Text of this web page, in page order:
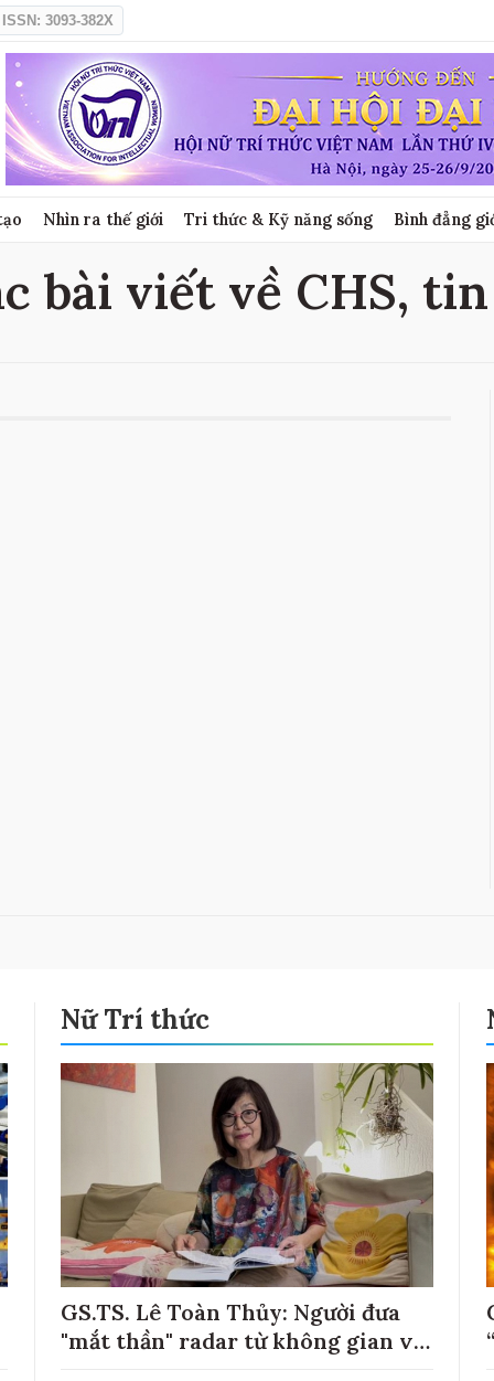
ISSN: 3093-382X
Nhìn ra thế giới Tri thức & Kỹ năng sống Bình đẳng
bài viết về CHS,
Nữ Trí thức
GS.TS. Lê Toàn Thủy: Người đưa
"mắt thần" radar từ không gian về